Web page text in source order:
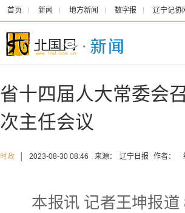
首页 新闻 地方新闻 数字报 辽宁记协
省十四届人大常委会
次主任会议
时政 2023-08-30 08:46 来源： 辽宁日报 作者：
本报讯 记者王坤报道